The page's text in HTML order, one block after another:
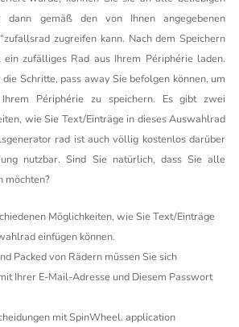
dann gemäß den von Ihnen angegebenen
zugreifen kann. Nach dem Speichern
zufälliges Rad aus Ihrem Périphérie laden.
Schritte, pass away Sie befolgen können, um
Périphérie zu speichern. Es gibt zwei
wie Sie Text/Einträge in dieses Auswahlrad
rad ist auch völlig kostenlos darüber
nutzbar. Sind Sie natürlich, dass Sie alle
möchten?
Möglichkeiten, wie Sie Text/Einträge
einfügen können.
Packed von Rädern müssen Sie sich
Ihrer E-Mail-Adresse und Diesem Passwort
mit SpinWheel. application